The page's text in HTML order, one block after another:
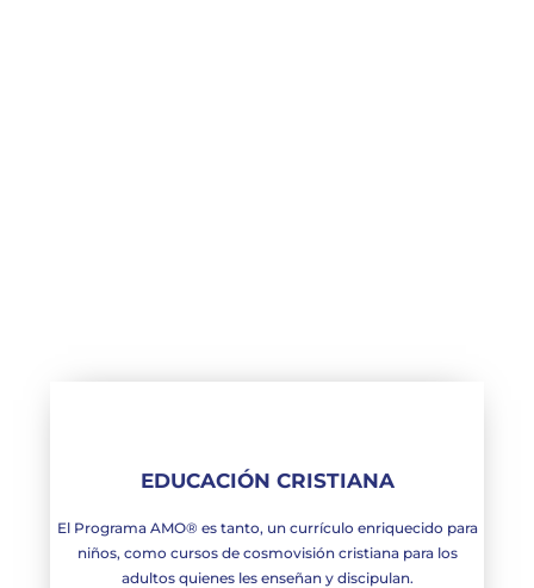
EDUCACIÓN CRISTIANA
El Programa AMO® es tanto, un currículo enriquecido para
niños, como cursos de cosmovisión cristiana para los
adultos quienes les enseñan y discipulan.